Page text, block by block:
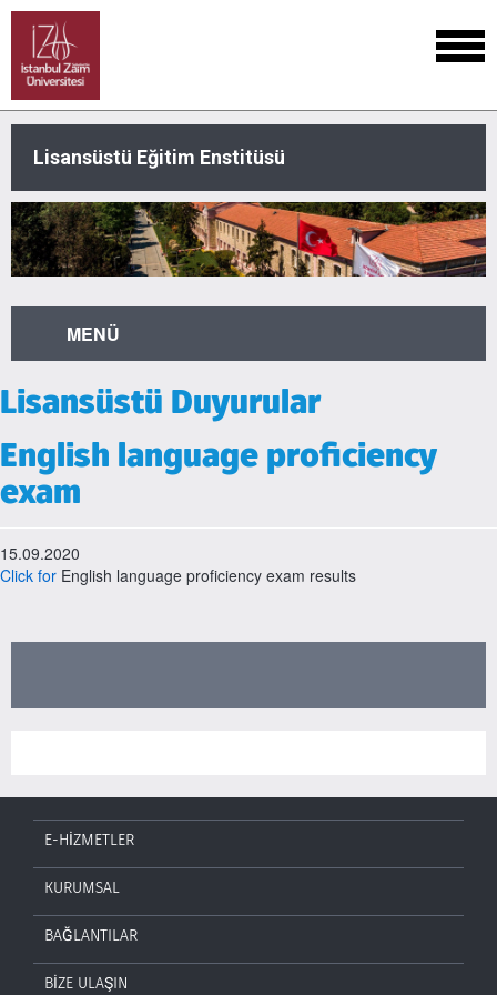
Lisansüstü Eğitim Enstitüsü
MENÜ
Lisansüstü Duyurular
English language proficiency
exam
15.09.2020
Click for English language proficiency exam results
E-HİZMETLER
KURUMSAL
BAĞLANTILAR
BİZE ULAŞIN